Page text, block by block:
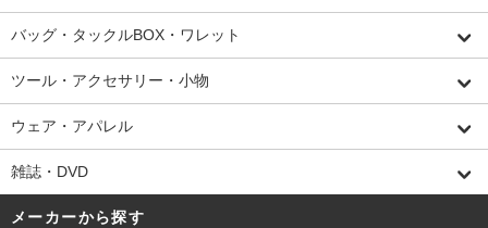
バッグ・タックルBOX・ワレット
ツール・アクセサリー・小物
ウェア・アパレル
雑誌・DVD
メーカーから探す